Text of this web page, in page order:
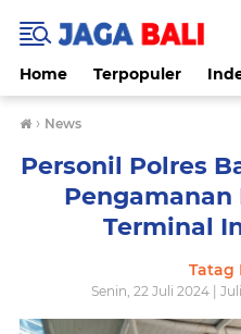
Home Terpopuler
› News
Personil Polres
Terminal
Tatag
Senin, 22 Juli 2024 |